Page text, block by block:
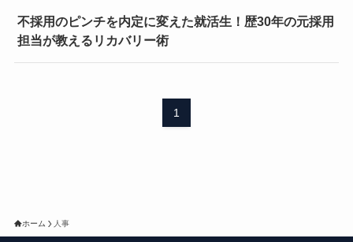
不採用のピンチを内定に変えた就活生！歴30年の元採用
担当が教えるリカバリー術
1
ホーム 人事